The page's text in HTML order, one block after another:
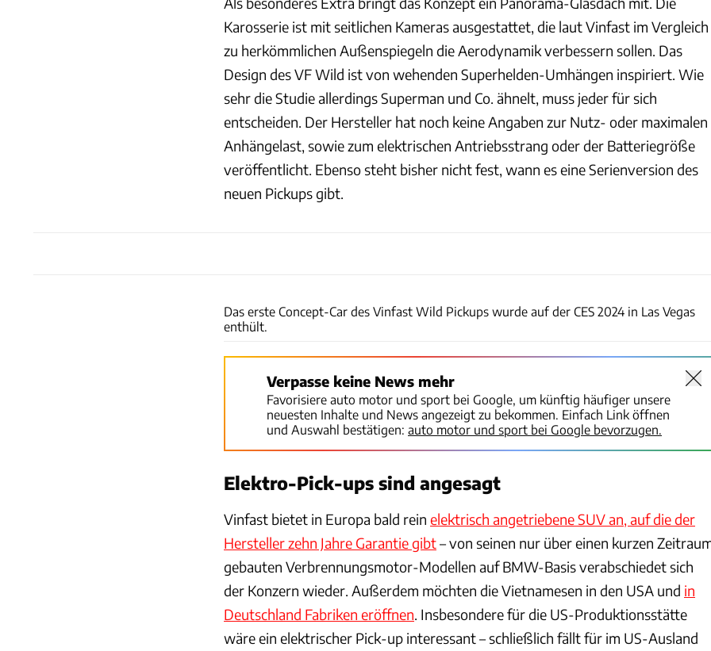
Karosserie ist mit seitlichen Kameras ausgestattet, die laut Vinfast im Vergleich
zu herkömmlichen Außenspiegeln die Aerodynamik verbessern sollen. Das
Design des VF Wild ist von wehenden Superhelden-Umhängen inspiriert. Wie
sehr die Studie allerdings Superman und Co. ähnelt, muss jeder für sich
entscheiden. Der Hersteller hat noch keine Angaben zur Nutz- oder maximalen
Anhängelast, sowie zum elektrischen Antriebsstrang oder der Batteriegröße
veröffentlicht. Ebenso steht bisher nicht fest, wann es eine Serienversion des
neuen Pickups gibt.
Das erste Concept-Car des Vinfast Wild Pickups wurde auf der CES 2024 in Las Vegas
enthült.
Verpasse keine News mehr
Favorisiere auto motor und sport bei Google, um künftig häufiger unsere
neuesten Inhalte und News angezeigt zu bekommen. Einfach Link öffnen
und Auswahl bestätigen: auto motor und sport bei Google bevorzugen.
Elektro-Pick-ups sind angesagt
Vinfast bietet in Europa bald rein elektrisch angetriebene SUV an, auf die der
Hersteller zehn Jahre Garantie gibt– von seinen nur über einen kurzen
gebauten Verbrennungsmotor-Modellen auf BMW-Basis verabschiedet sich
der Konzern wieder. Außerdem möchten die Vietnamesen in den USA und in
Deutschland Fabriken eröffnen . Insbesondere für die US-Produktionsstätte
wäre ein elektrischer Pick-up interessant – schließlich fällt für im US-Ausland